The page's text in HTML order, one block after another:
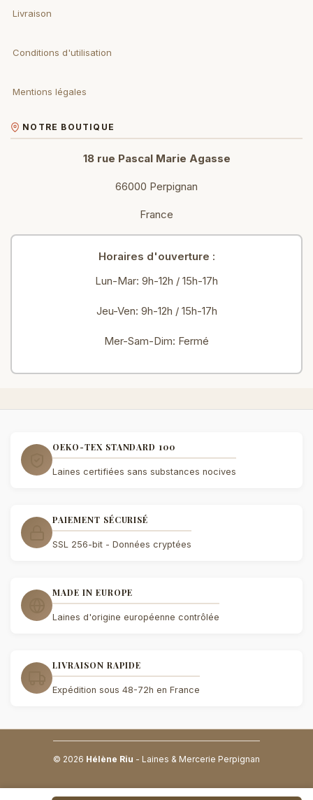
Livraison
Conditions d'utilisation
Mentions légales
NOTRE BOUTIQUE
18 rue Pascal Marie Agasse
66000 Perpignan
France
Horaires d'ouverture :
Lun-Mar: 9h-12h / 15h-17h
Jeu-Ven: 9h-12h / 15h-17h
Mer-Sam-Dim: Fermé
OEKO-TEX STANDARD 100
Laines certifiées sans substances nocives
PAIEMENT SÉCURISÉ
SSL 256-bit - Données cryptées
MADE IN EUROPE
Laines d'origine européenne contrôlée
LIVRAISON RAPIDE
Expédition sous 48-72h en France
© 2026 Hélène Riu - Laines & Mercerie Perpignan